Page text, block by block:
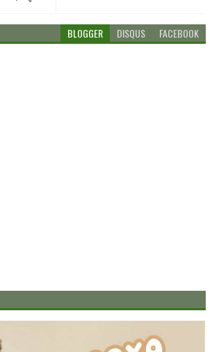
BLOGGER DISQUS FACEBOOK